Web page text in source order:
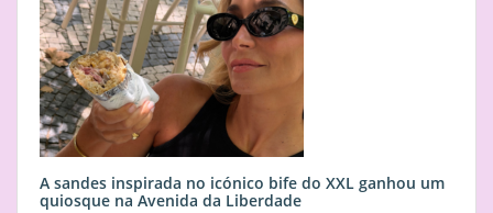
A sandes inspirada no icónico bife do XXL ganhou um
quiosque na Avenida da Liberdade